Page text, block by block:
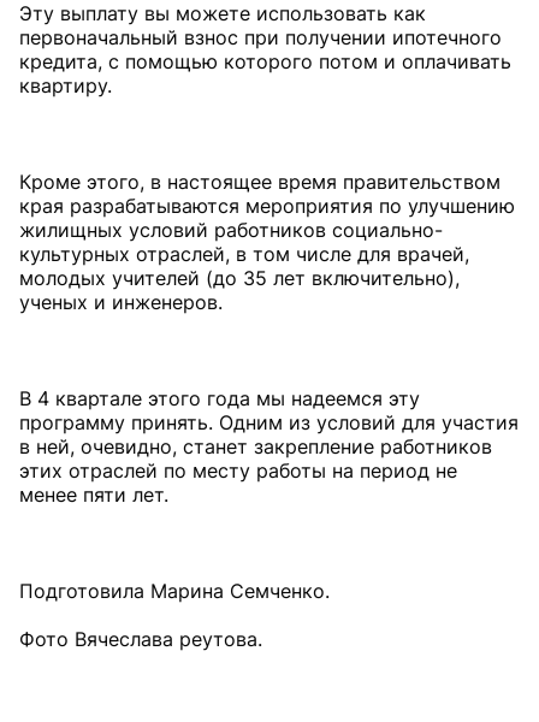
Эту выплату вы можете использовать как
первоначальный взнос при получении ипотечного
кредита, с помощью которого потом и оплачивать
квартиру.
Кроме этого, в настоящее время правительством
края разрабатываются мероприятия по улучшению
жилищных условий работников социально-
культурных отраслей, в том числе для врачей,
молодых учителей (до 35 лет включительно),
ученых и инженеров.
В 4 квартале этого года мы надеемся эту
программу принять. Одним из условий для участия
в ней, очевидно, станет закрепление работников
этих отраслей по месту работы на период не
менее пяти лет.
Подготовила Марина Семченко.
Фото Вячеслава реутова.